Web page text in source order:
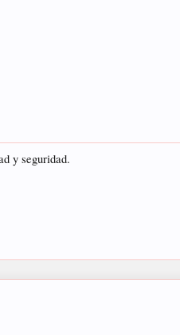
y seguridad.